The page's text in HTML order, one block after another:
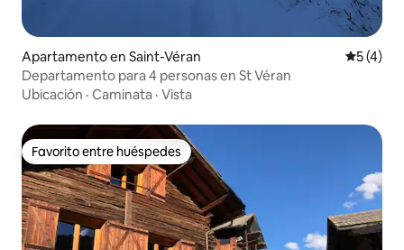
Apartamento en Saint-Véran
5 (4)
Departamento para 4 personas en St Véran
Ubicación · Caminata · Vista
Favorito entre huéspedes
Favorito entre huéspedes